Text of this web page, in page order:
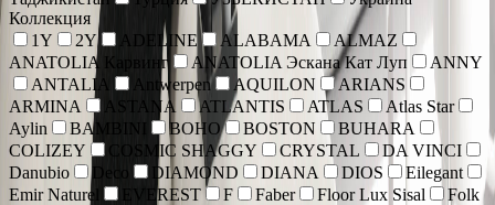
Коллекция
1Y
2Y ADELINE ALABAMA
ALMAZ
ANATOLIA Карвинг
ANATOLIA Эскана Кат Луп
ANNY
ANTALIA
Antwerpen AQUILON
ARIANS
ARMINA
ASTANA ATLANTIS ATLAS
Atlas Star
Aylin
BAMBINI BOHO BOSTON
BUHARA
COLIZEY
COSMIC SHAGGY CRYSTAL
DA VINCI
Danubio
Deco DIAMOND DIANA DIOS
Eilegant
Emir Naturel
EVEREST F Faber Floor Lux Sisal
Folk